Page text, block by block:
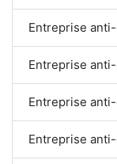
Entreprise
Entreprise
Entreprise
Entreprise